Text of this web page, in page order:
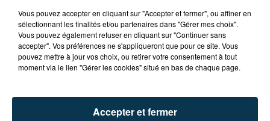
22h03
22h03 22h00
22h00
Vous pouvez accepter en cliquant sur "Accepter et fermer", ou affiner en
sélectionnant les finalités et/ou partenaires dans "Gérer mes choix".
Vous pouvez également refuser en cliquant sur "Continuer sans
accepter". Vos préférences ne s'appliqueront que pour ce site. Vous
pouvez mettre à jour vos choix, ou retirer votre consentement à tout
moment via le lien "Gérer les cookies" situé en bas de chaque page.
Accepter et fermer